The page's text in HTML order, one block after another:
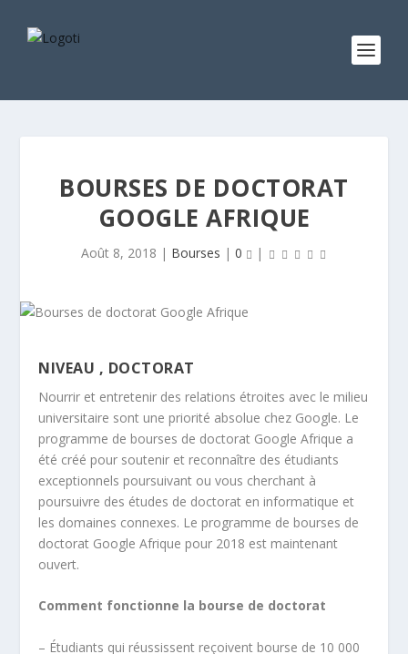
BOURSES DE DOCTORAT
GOOGLE AFRIQUE
Août 8, 2018 | Bourses | 0 |
NIVEAU , DOCTORAT
Nourrir et entretenir des relations étroites avec le milieu
universitaire sont une priorité absolue chez Google. Le
programme de bourses de doctorat Google Afrique a
été créé pour soutenir et reconnaître des étudiants
exceptionnels poursuivant ou vous cherchant à
poursuivre des études de doctorat en informatique et
les domaines connexes. Le programme de bourses de
doctorat Google Afrique pour 2018 est maintenant
ouvert.
Comment fonctionne la bourse de doctorat
– Étudiants qui réussissent reçoivent bourse de 10 000